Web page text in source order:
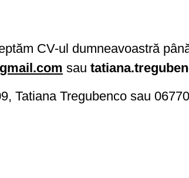
CV-ul dumneavoastră
sau
Tatiana Tregubenco sau